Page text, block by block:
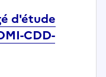
d'étude
CDD-